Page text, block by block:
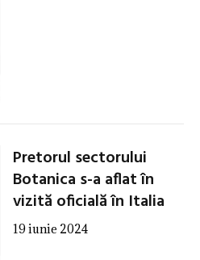
Pretorul sectorului
Botanica s-a aflat în
vizită oficială în Italia
19 iunie 2024